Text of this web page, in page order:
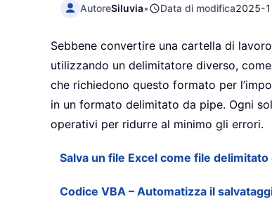
AutoreSiluvia• Data di modifica2025-
Sebbene convertire una cartella di
utilizzando un delimitatore diverso,
che richiedono questo formato per
in un formato delimitato da pipe. Ogni
operativi per ridurre al minimo gli errori.
Salva un file Excel come file
Codice VBA – Automatizza il